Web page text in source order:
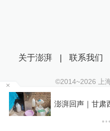
澎湃回声｜甘肃
关于澎湃 | 联系我们
©2014~2026 上
沪ICP证：沪B2-
互联网新闻信息服
沪公网安备